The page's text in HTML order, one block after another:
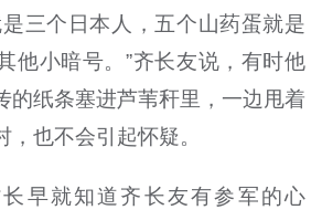
三个日本人，五个山药蛋就是
他小暗号。”齐长友说，有时他
的纸条塞进芦苇秆里，一边甩着
也不会引起怀疑。
早就知道齐长友有参军的心